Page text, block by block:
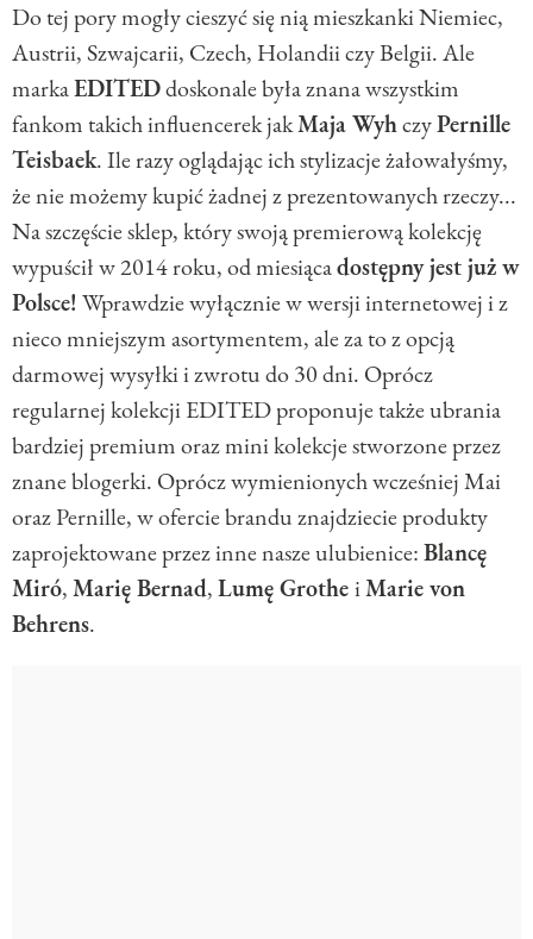
Do tej pory mogły cieszyć się nią mieszkanki Niemiec,
Austrii, Szwajcarii, Czech, Holandii czy Belgii. Ale
markaEDITEDdoskonale była znana wszystkim
fankom takich influencerek jakMaja WyhczyPernille
Teisbaek. Ile razy oglądając ich stylizacje żałowałyśmy,
że nie możemy kupić żadnej z prezentowanych rzeczy...
Na szczęście sklep, który swoją premierową kolekcję
wypuścił w 2014 roku, od miesiącadostępny jest już w
Polsce! Wprawdzie wyłącznie w wersji internetowej i z
nieco mniejszym asortymentem, ale za to z opcją
darmowej wysyłki i zwrotu do 30 dni. Oprócz
regularnej kolekcji EDITED proponuje także ubrania
bardziej premium oraz mini kolekcje stworzone przez
znane blogerki. Oprócz wymienionych wcześniej Mai
oraz Pernille, w ofercie brandu znajdziecie produkty
zaprojektowane przez inne nasze ulubienice:Blancę
Miró,Marię Bernad,Lumę GrotheiMarie von
Behrens.